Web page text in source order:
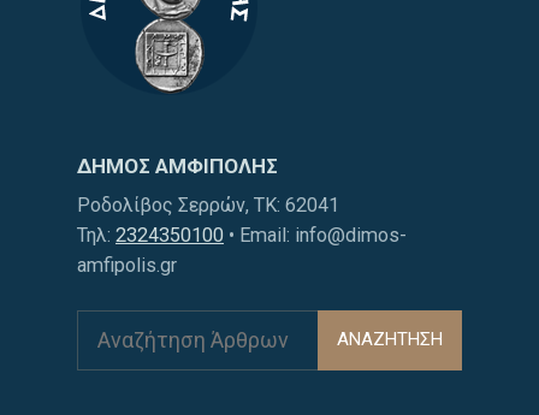
ΔΗΜΟΣ ΑΜΦΙΠΟΛΗΣ
Ροδολίβος Σερρών, ΤΚ: 62041
Τηλ: 2324350100 • Email: info@dimos-
amfipolis.gr
ΑΝΑΖΗΤΗΣΗ